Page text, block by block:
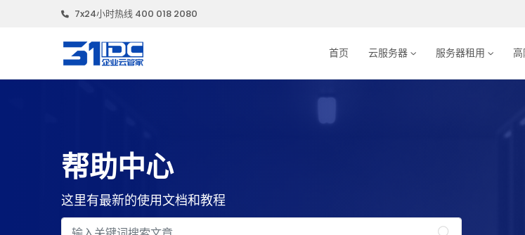
7x24小时热线 400 018 2080
首页 云服务器 服务器租用
帮助中心
这里有最新的使用文档和教程